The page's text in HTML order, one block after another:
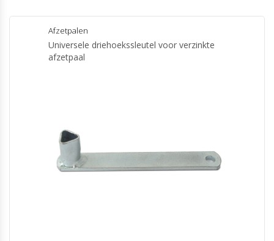
Afzetpalen
Universele driehoekssleutel voor verzinkte
afzetpaal